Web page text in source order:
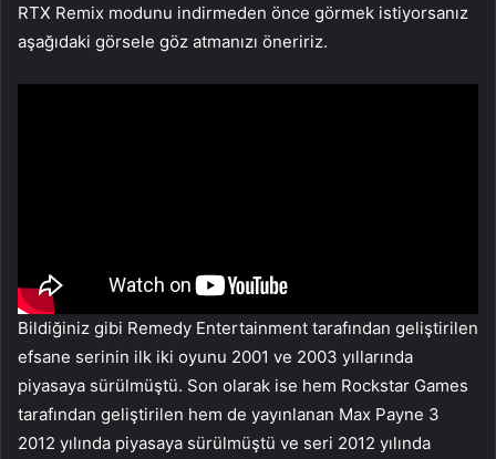
RTX Remix modunu indirmeden önce görmek istiyorsanız
aşağıdaki görsele göz atmanızı öneririz.
Bildiğiniz gibi Remedy Entertainment tarafından geliştirilen
efsane serinin ilk iki oyunu 2001 ve 2003 yıllarında
piyasaya sürülmüştü. Son olarak ise hem Rockstar Games
tarafından geliştirilen hem de yayınlanan Max Payne 3
2012 yılında piyasaya sürülmüştü ve seri 2012 yılında